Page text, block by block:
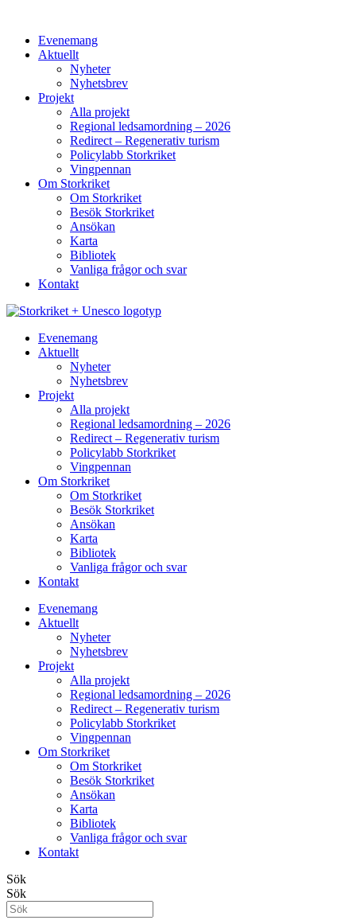
innehållEvenemang
Aktuellt
Nyheter
Nyhetsbrev
Projekt
Alla projekt
Regional ledsamordning – 2026
Redirect – Regenerativ turism
Policylabb Storkriket
Vingpennan
Om Storkriket
Om Storkriket
Besök Storkriket
Ansökan
Karta
Bibliotek
Vanliga frågor och svar
Kontakt
Evenemang
Aktuellt
Nyheter
Nyhetsbrev
Projekt
Alla projekt
Regional ledsamordning – 2026
Redirect – Regenerativ turism
Policylabb Storkriket
Vingpennan
Om Storkriket
Om Storkriket
Besök Storkriket
Ansökan
Karta
Bibliotek
Vanliga frågor och svar
Kontakt
Evenemang
Aktuellt
Nyheter
Nyhetsbrev
Projekt
Alla projekt
Regional ledsamordning – 2026
Redirect – Regenerativ turism
Policylabb Storkriket
Vingpennan
Om Storkriket
Om Storkriket
Besök Storkriket
Ansökan
Karta
Bibliotek
Vanliga frågor och svar
Kontakt
Sök
Sök